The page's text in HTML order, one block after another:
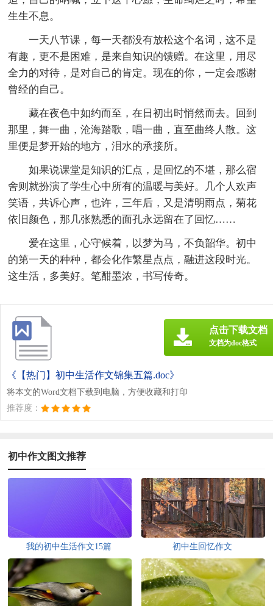
生生不息。
一天八节课，每一天都没有放松这个名词，这不是
有趣，更不是困难，是来自知识的馈赠。在这里，用尽
全力的对待，是对自己的肯定。现在的你，一定会感谢
曾经的自己。
藏在夜色中如约而至，在日初出时悄然而去。回到
那里，舞一曲，沧海踏歌，唱一曲，直至曲终人散。这
里便是梦开始的地方，泪水的承接所。
如果说课堂是知识的汇点，是回忆的不堪，那么宿
舍则就扮演了学生心中所有的温暖与美好。几个人欢声
笑语，共诉心声，也许，三年后，又是清明雨点，菊花
依旧颜色，那几张熟悉的面孔永远留在了回忆……
爱在这里，心守候着，以梦为马，不负韶华。初中
的第一天的种种，都会化作繁星点点，融进这段时光。
这生活，多美好。笔酣墨浓，书写传奇。
《【热门】初中生活作文锦集五篇.doc》
将本文的Word文档下载到电脑，方便收藏和打印
推荐度：
点击下载文档
文档为doc格式
初中作文图文推荐
我的初中生活作文15篇 初中生回忆作文